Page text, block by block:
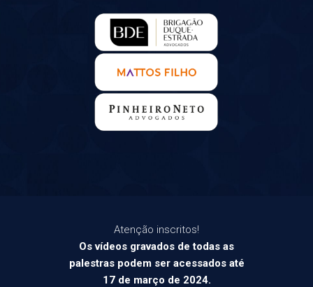
Atenção inscritos!
Os vídeos gravados de todas as
palestras podem ser acessados até
17 de março de 2024.